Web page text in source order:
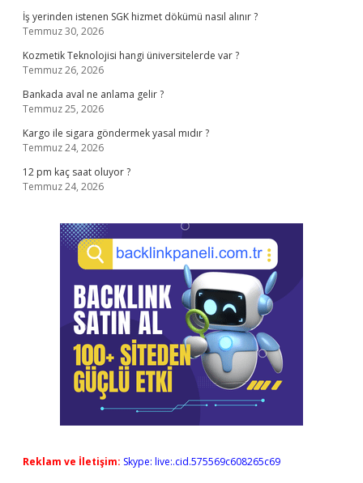
İş yerinden istenen SGK hizmet dökümü nasıl alınır ?
Temmuz 30, 2026
Kozmetik Teknolojisi hangi üniversitelerde var ?
Temmuz 26, 2026
Bankada aval ne anlama gelir ?
Temmuz 25, 2026
Kargo ile sigara göndermek yasal mıdır ?
Temmuz 24, 2026
12 pm kaç saat oluyor ?
Temmuz 24, 2026
Reklam ve İletişim: Skype: live:.cid.575569c608265c69